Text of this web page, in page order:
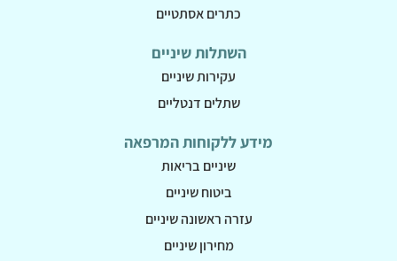
כתרים אסתטיים
השתלות שיניים
עקירות שיניים
שתלים דנטליים
מידע ללקוחות המרפאה
שיניים בריאות
ביטוח שיניים
עזרה ראשונה שיניים
מחירון שיניים